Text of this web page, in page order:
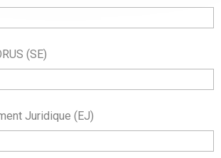
(SE)
Juridique (EJ)